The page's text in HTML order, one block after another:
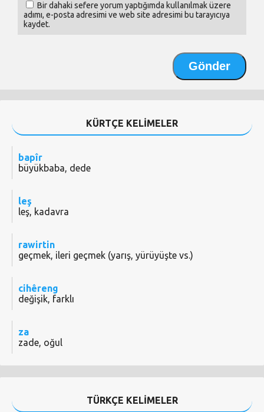
Bir dahaki sefere yorum yaptığımda kullanılmak üzere
adımı, e-posta adresimi ve web site adresimi bu tarayıcıya
kaydet.
KÜRTÇE KELİMELER
bapîr
büyükbaba, dede
leş
leş, kadavra
rawirtin
geçmek, ileri geçmek (yarış, yürüyüşte vs.)
cihêreng
değişik, farklı
za
zade, oğul
TÜRKÇE KELİMELER